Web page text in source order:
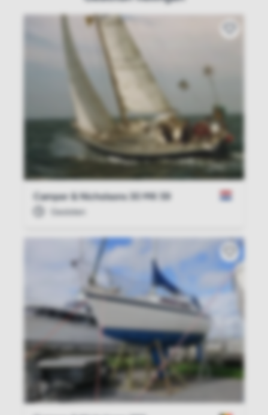
Camper & Nicholsons 30 MK 59
Gesloten